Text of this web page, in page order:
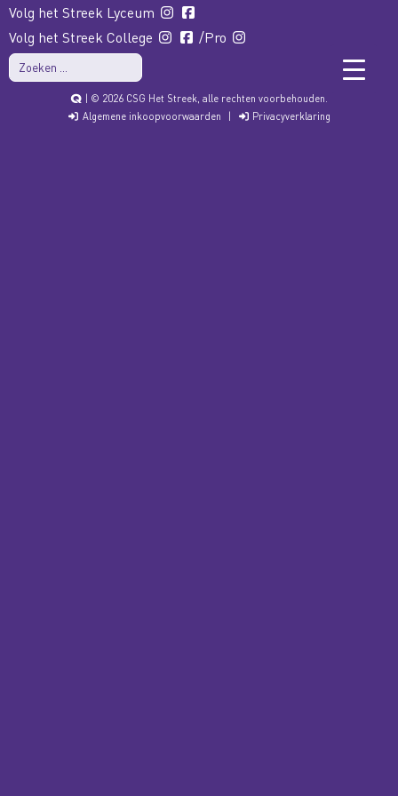
Volg het Streek College /Pro
Volg het Streek Lyceum
| © 2026 CSG Het Streek, alle rechten voorbehouden.
Algemene inkoopvoorwaarden
Privacyverklaring